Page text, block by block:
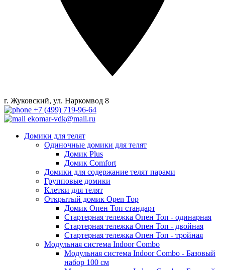
г. Жуковский, ул. Наркомвод 8
+7 (499) 719-96-64
ekomar-vdk@mail.ru
Домики для телят
Одиночные домики для телят
Домик Plus
Домик Comfort
Домики для содержание телят парами
Групповые домики
Клетки для телят
Открытый домик Open Top
Домик Опен Топ стандарт
Стартерная тележка Опен Топ - одинарная
Стартерная тележка Опен Топ - двойная
Стартерная тележка Опен Топ - тройная
Модульная система Indoor Combo
Модульная система Indoor Combo - Базовый
набор 100 см